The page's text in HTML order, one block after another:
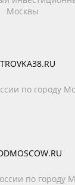
Москвы
по городу
по городу